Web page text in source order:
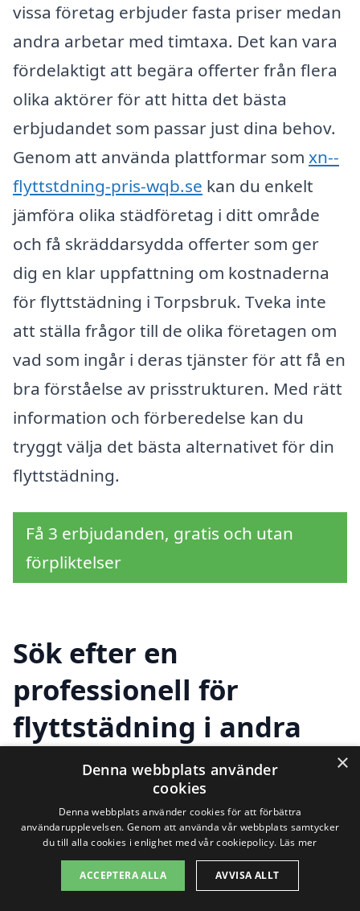
vissa företag erbjuder fasta priser medan
andra arbetar med timtaxa. Det kan vara
fördelaktigt att begära offerter från flera
olika aktörer för att hitta det bästa
erbjudandet som passar just dina behov.
Genom att använda plattformar som xn--
flyttstdning-pris-wqb.se kan du enkelt
jämföra olika städföretag i ditt område
och få skräddarsydda offerter som ger
dig en klar uppfattning om kostnaderna
för flyttstädning i Torpsbruk. Tveka inte
att ställa frågor till de olika företagen om
vad som ingår i deras tjänster för att få en
bra förståelse av prisstrukturen. Med rätt
information och förberedelse kan du
tryggt välja det bästa alternativet för din
flyttstädning.
Få 3 erbjudanden, gratis och utan
förpliktelser
Sök efter en
professionell för
flyttstädning i andra
städer nära Torpsbruk
Att flytta kan vara en hektisk och
utmanande upplevelse, och att
säkerställa att din gamla bostad är i bästa
×
Denna webbplats använder
cookies
Denna webbplats använder cookies för att förbättra
användarupplevelsen. Genom att använda vår webbplats samtycker
du till alla cookies i enlighet med vår cookiepolicy. Läs mer
ACCEPTERA ALLA AVVISA ALLT